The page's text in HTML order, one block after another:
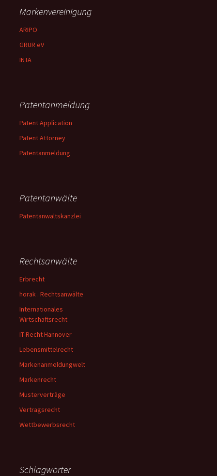
Markenvereinigung
ARIPO
GRUR eV
INTA
Patentanmeldung
Patent Application
Patent Attorney
Patentanmeldung
Patentanwälte
Patentanwaltskanzlei
Rechtsanwälte
Erbrecht
horak . Rechtsanwälte
Internationales
Wirtschaftsrecht
IT-Recht Hannover
Lebensmittelrecht
Markenanmeldungwelt
Markenrecht
Musterverträge
Vertragsrecht
Wettbewerbsrecht
Schlagwörter